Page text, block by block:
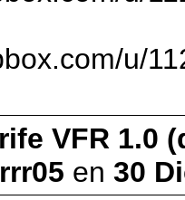
u/
VFR 1.0
en 30